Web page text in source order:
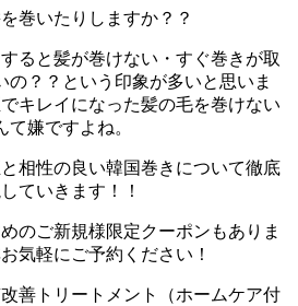
巻いたりしますか？？
ると髪が巻けない・すぐ巻きが取
の？？という印象が多いと思いま
キレイになった髪の毛を巻けない
て嫌ですよね。
相性の良い韓国巻きについて徹底
ていきます！！
のご新規様限定クーポンもありま
気軽にご予約ください！
善トリートメント（ホームケア付